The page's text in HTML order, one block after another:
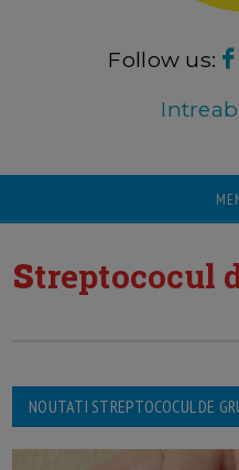
Follow us:
streptococul
NOUTATI STREPTOCOCUL DE